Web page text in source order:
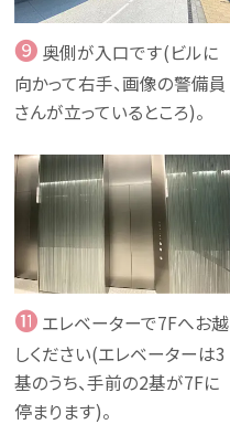
❾ 奥側が入口です(ビルに
向かって右手、画像の警備員
さんが立っているところ)。
⓫ エレベーターで7Fへお越
しください(エレベーターは3
基のうち、手前の2基が7Fに
停まります)。